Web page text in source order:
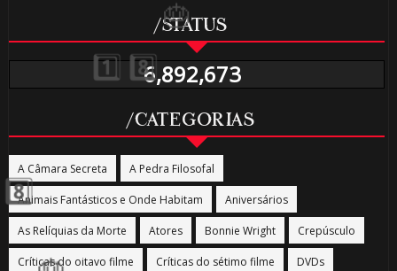
/STATUS
6,892,673
/CATEGORIAS
A Câmara Secreta A Pedra Filosofal
Animais Fantásticos e Onde Habitam Aniversários
As Relíquias da Morte Atores Bonnie Wright Crepúsculo
Críticas do oitavo filme Críticas do sétimo filme DVDs
🎈